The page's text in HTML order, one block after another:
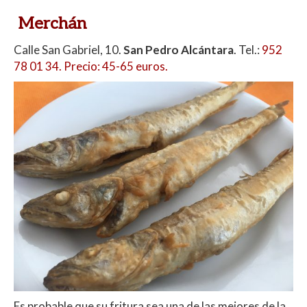
Merchán
Calle San Gabriel, 10.San Pedro Alcántara. Tel.: 952
78 01 34. Precio: 45-65 euros.